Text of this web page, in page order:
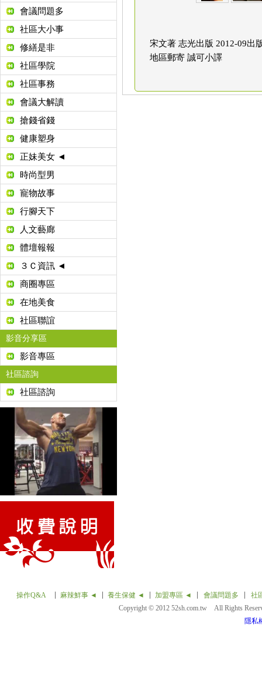
會議問題多
社區大小事
修繕是非
社區學院
社區事務
會議大解讀
搶錢省錢
健康塑身
正妹美女 ◄
時尚型男
寵物故事
行腳天下
人文藝廊
體壇報報
３Ｃ資訊 ◄
商圈專區
在地美食
社區聯誼
影音分享區
影音專區
社區諮詢
社區諮詢
宋文著 志光出版 2012-09出
地區郵寄 誠可小譯
操作Q&A 麻辣鮮事 ◄ 養生保健 ◄ 加盟專區 ◄ 會議問題多
社
Copyright © 2012 52sh.com.tw All Rights
隱私